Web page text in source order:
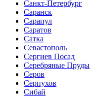
Санкт-Петербург
Саранск
Сарапул
Саратов
Сатка
Севастополь
Сергиев Посад
Серебряные Пруды
Серов
Серпухов
Сибай